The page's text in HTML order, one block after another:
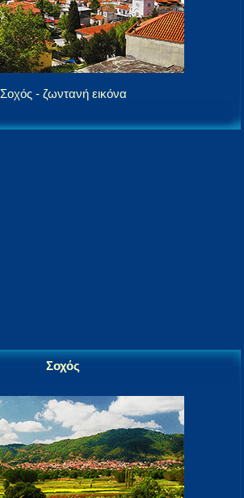
Σοχός - ζωντανή εικόνα
Σοχός